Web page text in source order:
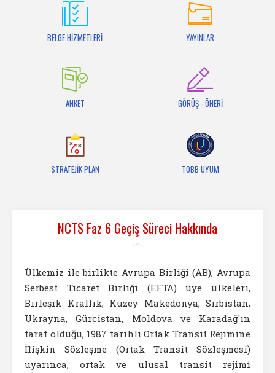
BELGE HİZMETLERİ YAYINLAR
ANKET GÖRÜŞ - ÖNERİ
STRATEJİK PLAN TOBB UYUM
NCTS Faz 6 Geçiş Süreci Hakkında
Ülkemiz ile birlikte Avrupa Birliği (AB), Avrupa
Serbest Ticaret Birliği (EFTA) üye ülkeleri,
Birleşik Krallık, Kuzey Makedonya, Sırbistan,
Ukrayna, Gürcistan, Moldova ve Karadağ'ın
taraf olduğu, 1987 tarihli Ortak Transit Rejimine
İlişkin Sözleşme (Ortak Transit Sözleşmesi)
uyarınca, ortak ve ulusal transit rejimi